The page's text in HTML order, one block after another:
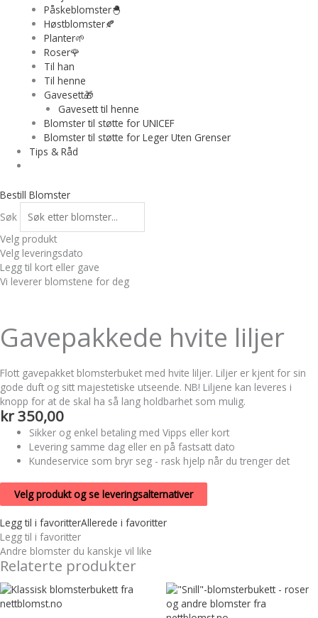
Påskeblomster🐣
Høstblomster🍂
Planter🌱
Roser🌹
Til han
Til henne
Gavesett🎁
Gavesett til henne
Blomster til støtte for UNICEF
Blomster til støtte for Leger Uten Grenser
Tips & Råd
Bestill Blomster
Søk
Velg produkt
Velg leveringsdato
Legg til kort eller gave
Vi leverer blomstene for deg
Gavepakkede hvite liljer
Flott gavepakket blomsterbuket med hvite liljer. Liljer er kjent for sin
gode duft og sitt majestetiske utseende. NB! Liljene kan leveres i
knopp for at de skal ha så lang holdbarhet som mulig.
kr350,00
Sikker og enkel betaling med Vipps eller kort
Levering samme dag eller en på fastsatt dato
Kundeservice som bryr seg - rask hjelp når du trenger det
Velg produkt og se leveringsalternativer
Legg til i favoritterAllerede i favoritter
Legg til i favoritter
Andre blomster du kanskje vil like
Relaterte produkter